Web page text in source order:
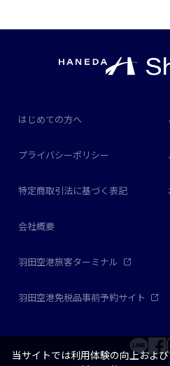
はじめての方へ
プライバシーポリシー
特定商取引法に基づく表記
会社概要
羽田空港旅客ターミナル
羽田空港免税品事前予約サイト
当サイトでは利用体験の向上およ